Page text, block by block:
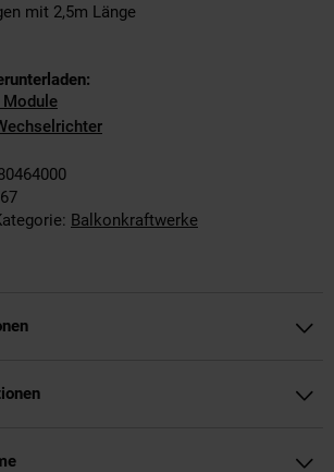
mit 2,5m Länge
Module
Balkonkraftwerke